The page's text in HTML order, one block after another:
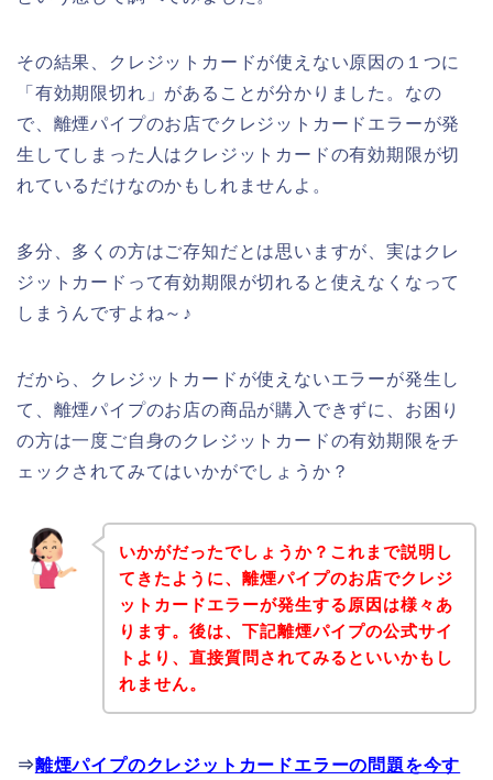
その結果、クレジットカードが使えない原因の１つに
「有効期限切れ」があることが分かりました。なの
で、離煙パイプのお店でクレジットカードエラーが発
生してしまった人はクレジットカードの有効期限が切
れているだけなのかもしれませんよ。
多分、多くの方はご存知だとは思いますが、実はクレ
ジットカードって有効期限が切れると使えなくなって
しまうんですよね～♪
だから、クレジットカードが使えないエラーが発生し
て、離煙パイプのお店の商品が購入できずに、お困り
の方は一度ご自身のクレジットカードの有効期限をチ
ェックされてみてはいかがでしょうか？
いかがだったでしょうか？これまで説明し
てきたように、離煙パイプのお店でクレジ
ットカードエラーが発生する原因は様々あ
ります。後は、下記離煙パイプの公式サイ
トより、直接質問されてみるといいかもし
れません。
⇒離煙パイプのクレジットカードエラーの問題を今す